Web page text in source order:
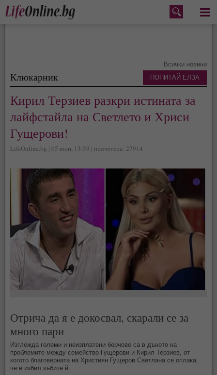
Меню
Всички новини
Клюкарник
Кирил Терзиев разкри истината за
лайфстайла на Светлето и Хриси
Гущерови!
LifeOnline.bg | 05 юни, 13:59 | прочетена: 27914
Отрича да я е докосвал, скарали се за
много пари
Изглежда големи и неизплатени борчове са в дъното на
проблемите между семейство Гущерови и Кирил Терзиев, от
когото благоверната на Християн Гущеров Светлана се оплака,
че е избил зъбите й.
ПОПИТАЙ ЕЛЗА